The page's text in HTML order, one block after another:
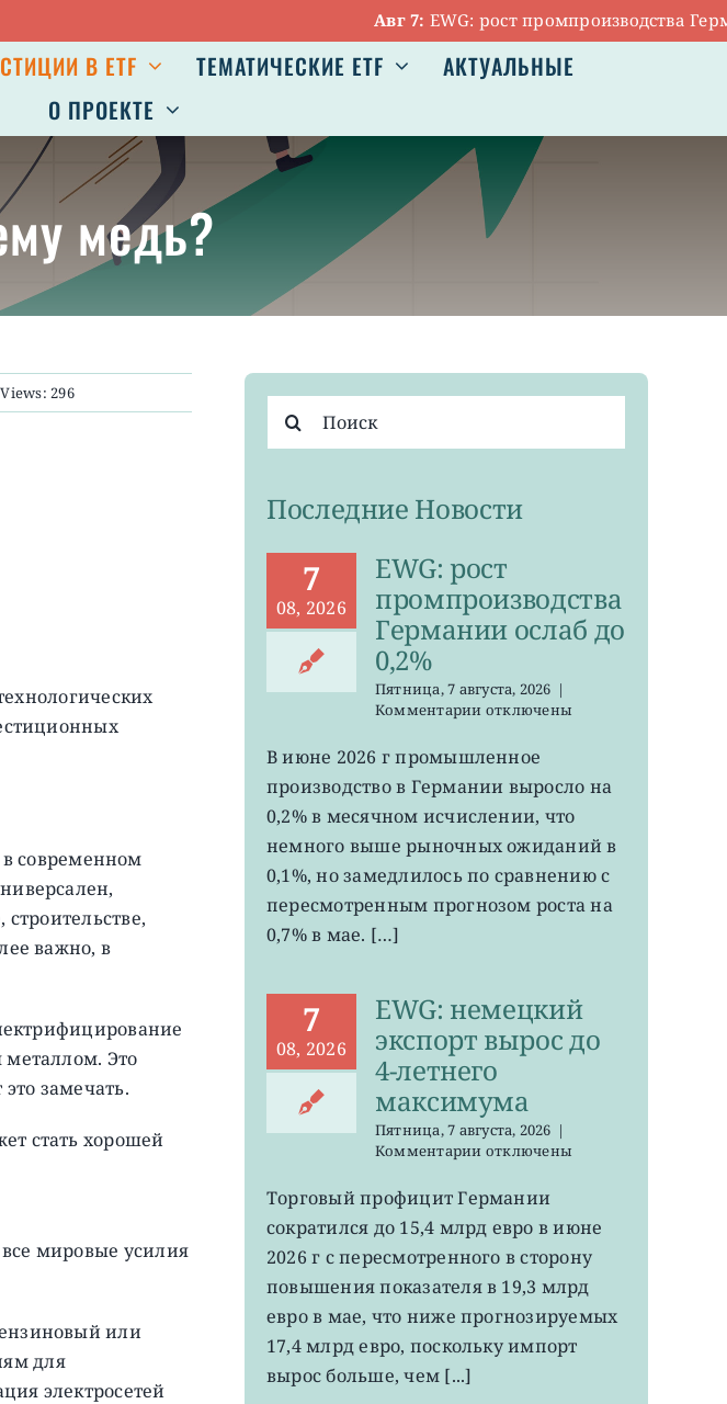
Авг 7:EWG: рост промпроизводства Германии
В ETF ТЕМАТИЧЕСКИЕ ETF
АКТУАЛЬНЫЕ
О ПРОЕКТЕ
медь?
Views: 296
современном
важно, в
металлом. Это
замечать.
стать хорошей
мировые усилия
или
для
электросетей
поиска:
Последние Новости
7
08, 2026
EWG: рост
промпроизводства
Германии ослаб до
0,2%
Пятница, 7 августа, 2026 |
Комментариик
EWG:
рост
промпроизводства
Германии
до
0,2%
отключены
В июне 2026 г промышленное
производство в Германии выросло на
0,2% в месячном исчислении, что
немного выше рыночных ожиданий в
0,1%, но замедлилось по сравнению с
пересмотренным прогнозом роста на
0,7% в мае. […]
7
08, 2026
EWG: немецкий
экспорт вырос до
4-летнего
максимума
Пятница, 7 августа, 2026 |
Комментариик
EWG:
немецкий
экспорт
вырос
4-
летнего
отключены
Торговый профицит Германии
сократился до 15,4 млрд евро в июне
2026 г с пересмотренного в сторону
повышения показателя в 19,3 млрд
евро в мае, что ниже прогнозируемых
17,4 млрд евро, поскольку импорт
вырос больше, чем [...]